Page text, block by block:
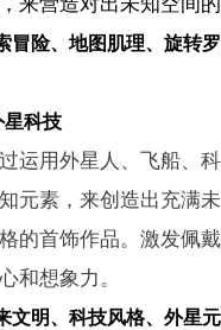
冒险、地图肌理、旋转
星科技
运用外星人、飞船、
元素，来创造出充满
的首饰作品。激发佩
和想象力。
文明、科技风格、外星